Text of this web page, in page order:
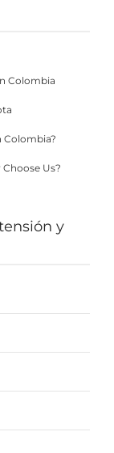
Colombia
Colombia?
Us?
y